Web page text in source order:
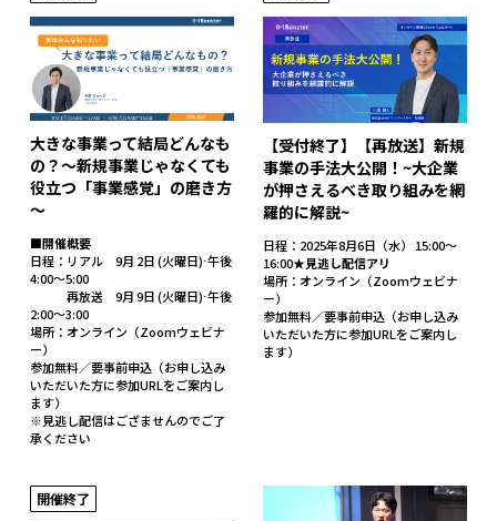
大きな事業って結局どんなも
の？～新規事業じゃなくても
役立つ「事業感覚」の磨き方
～
■開催概要
日程：リアル 9月 2日 (火曜日)⋅午後
4:00～5:00
再放送 9月 9日 (火曜日)⋅午後
2:00～3:00
場所：オンライン（Zoomウェビナ
ー）
参加無料／要事前申込（お申し込み
いただいた方に参加URLをご案内し
ます）
※見逃し配信はござませんのでご了
承ください
【受付終了】【再放送】新規
事業の手法大公開！~大企業
が押さえるべき取り組みを網
羅的に解説~
日程：2025年8月6日（水） 15:00〜
16:00★見逃し配信アリ
場所：オンライン（Zoomウェビナ
ー）
参加無料／要事前申込（お申し込み
いただいた方に参加URLをご案内し
ます）
開催終了